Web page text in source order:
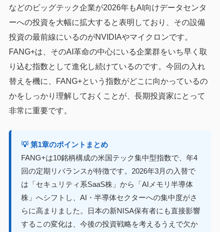
などのビッグテック企業が2026年もAI向けデータセンタ
ーへの投資を大幅に拡大すると表明しており、その設備
投資の最前線にいるのがNVIDIAやマイクロンです。
FANG+は、そのAI革命の中心にいる企業群をいち早く取
り込む指数として進化し続けているのです。今回の入れ
替えを機に、FANG+という指数がどこに向かっているの
かをしっかり理解しておくことが、長期投資家にとって
非常に重要です。
💡 第1章のポイントまとめ
FANG+は10銘柄構成の米国テック集中型指数で、年4
回の定期リバランスが特徴です。2026年3月の入替で
は「セキュリティ系SaaS株」から「AIメモリ半導体
株」へシフトし、AI・半導体セクターへの集中度がさ
らに高まりました。日本の新NISA保有者にも直接影響
するこの変化は、今後の投資戦略を考えるうえで欠か